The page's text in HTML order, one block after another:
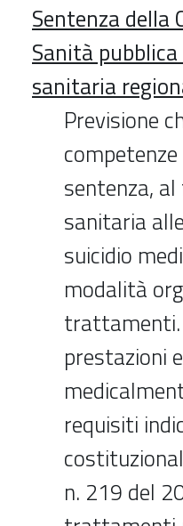
Appuntamenti
Prenotazione spazi
Sentenza
Sanità
sanitaria
Previsione
sentenza,
sanitaria
suicidio
modalità
trattamenti.
prestazioni
requisiti
n. 219 del